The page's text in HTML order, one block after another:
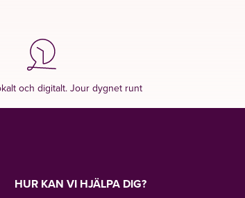
och digitalt. Jour dygnet runt
HUR KAN VI HJÄLPA DIG?